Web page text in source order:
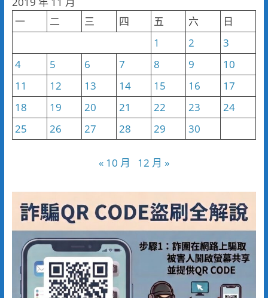
類
一
二 三 四 五 六
日
1
2
3
4
5 6 7 8 9
10
11
12 13 14 15 16
17
18
19 20 21 22 23
24
25
26 27 28 29 30
« 10 月 12 月 »